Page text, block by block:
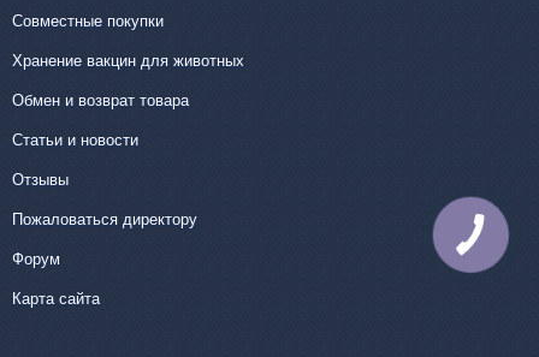
Совместные покупки
Хранение вакцин для животных
Обмен и возврат товара
Статьи и новости
Отзывы
Пожаловаться директору
Форум
Карта сайта
КНОПКА
СВЯЗИ